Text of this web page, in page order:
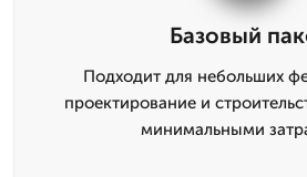
Базовый
Подходит для небольших
проектирование и
минимальными